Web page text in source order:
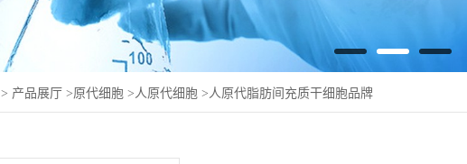
> 产品展厅 >原代细胞 > 人原代细胞 > 人原代脂肪间充质干细胞品牌